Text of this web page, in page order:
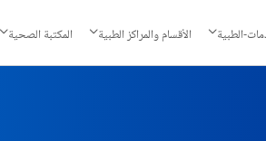
الطبية الأقسام والمراكز الطبية المكتبة الصحية